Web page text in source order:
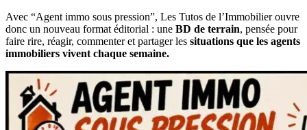
Avec “Agent immo sous pression”, Les Tutos de l’Immobilier ouvre
donc un nouveau format éditorial : une BD de terrain, pensée pour
faire rire, réagir, commenter et partager les situations que les agents
immobiliers vivent chaque semaine.